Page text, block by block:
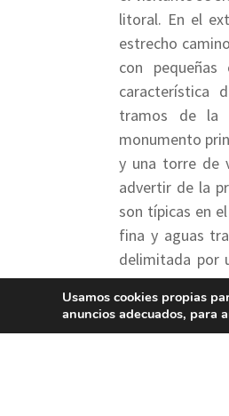
litoral. En el
estrecho
con
característica
tramos de la
monumento
y una torre de
advertir de la
son típicas en
fina y aguas
delimitada por
chalets y
Usamos cookies propias
anuncios adecuados, para